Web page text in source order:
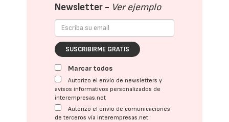
Newsletter - Ver ejemplo
SUSCRIBIRME GRATIS
Marcar todos
Autorizo el envío de newsletters y
avisos informativos personalizados de
interempresas.net
Autorizo el envío de comunicaciones
de terceros vía interempresas.net